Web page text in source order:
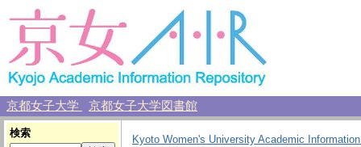
京都女子大学 京都女子大学図書館
検索
Kyoto Women's University Academic